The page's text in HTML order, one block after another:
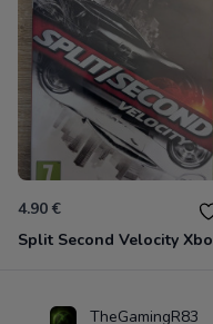
4.90 €
TheGamingR83